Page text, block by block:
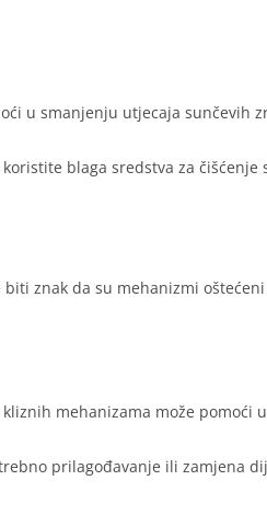
u smanjenju utjecaja sunčevih
blaga sredstva za čišćenje
znak da su mehanizmi
mehanizama može pomoći
prilagođavanje ili zamjena